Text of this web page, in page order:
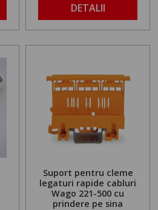
DETALII
Suport pentru cleme
legaturi rapide cabluri
Wago 221-500 cu
prindere pe sina